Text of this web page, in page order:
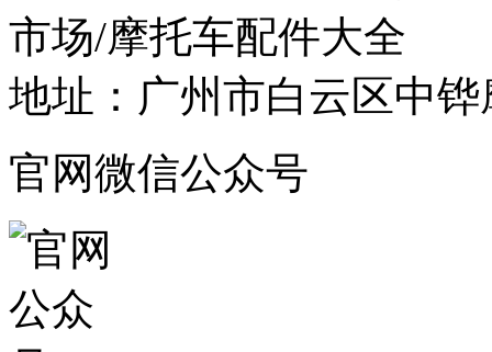
市场/摩托车配件大全
地址：广州市白云区中
官网微信公众号